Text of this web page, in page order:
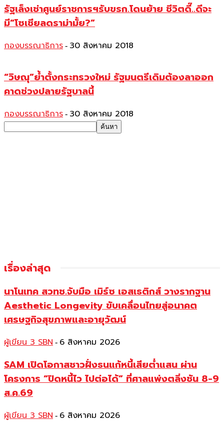
รัฐเล็งเช่าศูนย์ราชการฯรับขรก.โดนย้าย ชีวิตดี๊..ดีจะ
มี“โซเชียลดราม่ามั้ย?”
กองบรรณาธิการ - 30 สิงหาคม 2018
“วิษณุ”ย้ำตั้งกระทรวงใหม่ รัฐมนตรีเดิมต้องลาออก
คาดช่วงปลายรัฐบาลนี้
กองบรรณาธิการ - 30 สิงหาคม 2018
เรื่องล่าสุด
นาโนเทค สวทช.จับมือ เมิร์ซ เอสเธติกส์ วางรากฐาน
Aesthetic Longevity ขับเคลื่อนไทยสู่อนาคต
เศรษฐกิจสุขภาพและอายุวัฒน์
ผู้เขียน 3 SBN - 6 สิงหาคม 2026
SAM เปิดโอกาสชาวฝั่งธนแก้หนี้เสียต่ำแสน ผ่าน
โครงการ “ปิดหนี้ไว ไปต่อได้” ที่ศาลแพ่งตลิ่งชัน 8-9
ส.ค.69
ผู้เขียน 3 SBN - 6 สิงหาคม 2026